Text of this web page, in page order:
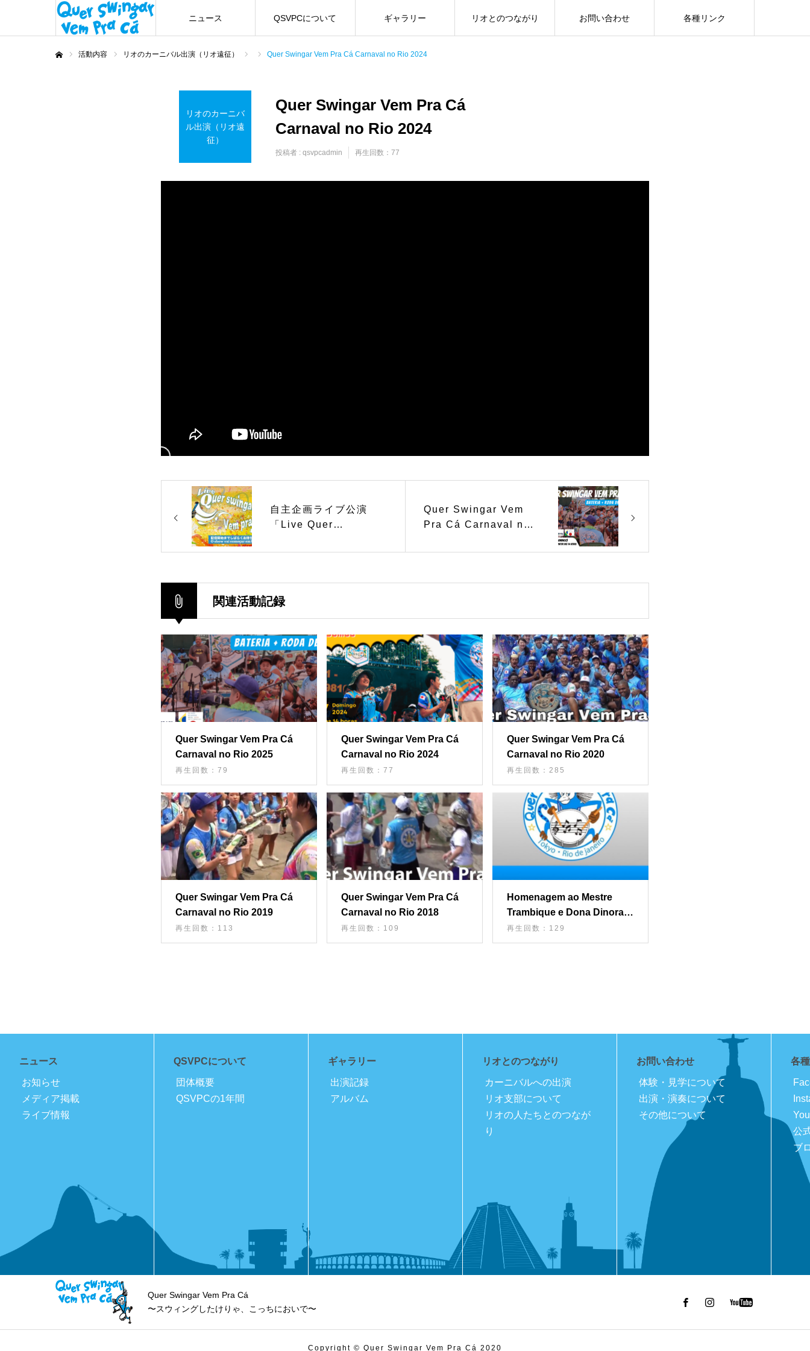
ニュース QSVPCについて ギャラリー リオとのつながり お問い合わせ 各種リンク
活動内容 リオのカーニバル出演（リオ遠征） Quer Swingar Vem Pra Cá Carnaval no Rio 2024
リオのカーニバ
ル出演（リオ遠
征）
Quer Swingar Vem Pra Cá
Carnaval no Rio 2024
投稿者 : qsvpcadmin 再生回数：77
自主企画ライブ公演
「Live Quer
Cá!!! Vol.2」【当日生
Quer Swingar Vem
Pra Cá Carnaval no
関連活動記録
Quer Swingar Vem Pra Cá
Carnaval no Rio 2025
再生回数：79
Quer Swingar Vem Pra Cá
Carnaval no Rio 2024
再生回数：77
Quer Swingar Vem Pra Cá
Carnaval no Rio 2020
再生回数：285
Quer Swingar Vem Pra Cá
Carnaval no Rio 2019
再生回数：113
Quer Swingar Vem Pra Cá
Carnaval no Rio 2018
再生回数：109
Homenagem ao Mestre
Trambique e Dona Dinorah
｜Quer Swingar Vem Pra Cá
再生回数：129
ニュース
お知らせ
メディア掲載
ライブ情報
QSVPCについて
団体概要
QSVPCの1年間
ギャラリー
出演記録
アルバム
リオとのつながり
カーニバルへの出演
リオ支部について
リオの人たちとのつなが
り
お問い合わせ
体験・見学について
出演・演奏について
その他について
各
公
ブ
Quer Swingar Vem Pra Cá
〜スウィングしたけりゃ、こっちにおいで〜
Copyright © Quer Swingar Vem Pra Cá 2020